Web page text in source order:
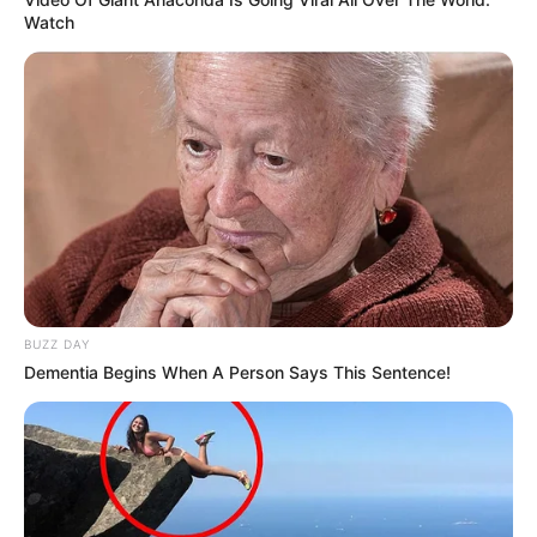
MEILLEURES OFFRES DE LA SEMAINE !
Watch
BUZZ DAY
Dementia Begins When A Person Says This Sentence!